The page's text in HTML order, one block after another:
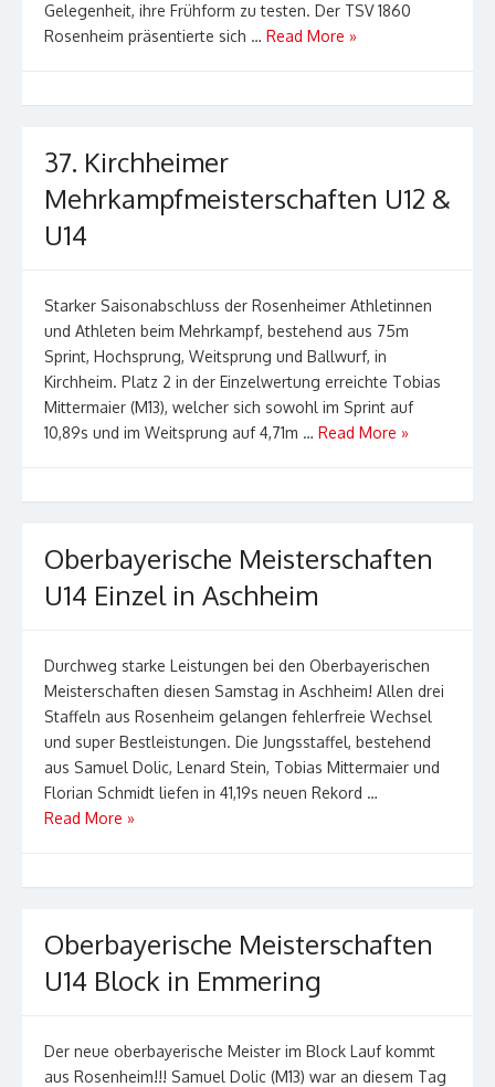
Gelegenheit, ihre Frühform zu testen. Der TSV 1860
Rosenheim präsentierte sich … Read More »
37. Kirchheimer
Mehrkampfmeisterschaften U12 &
U14
Starker Saisonabschluss der Rosenheimer Athletinnen
und Athleten beim Mehrkampf, bestehend aus 75m
Sprint, Hochsprung, Weitsprung und Ballwurf, in
Kirchheim. Platz 2 in der Einzelwertung erreichte Tobias
Mittermaier (M13), welcher sich sowohl im Sprint auf
10,89s und im Weitsprung auf 4,71m … Read More »
Oberbayerische Meisterschaften
U14 Einzel in Aschheim
Durchweg starke Leistungen bei den Oberbayerischen
Meisterschaften diesen Samstag in Aschheim! Allen drei
Staffeln aus Rosenheim gelangen fehlerfreie Wechsel
und super Bestleistungen. Die Jungsstaffel, bestehend
aus Samuel Dolic, Lenard Stein, Tobias Mittermaier und
Florian Schmidt liefen in 41,19s neuen Rekord …
Read More »
Oberbayerische Meisterschaften
U14 Block in Emmering
Der neue oberbayerische Meister im Block Lauf kommt
aus Rosenheim!!! Samuel Dolic (M13) war an diesem Tag